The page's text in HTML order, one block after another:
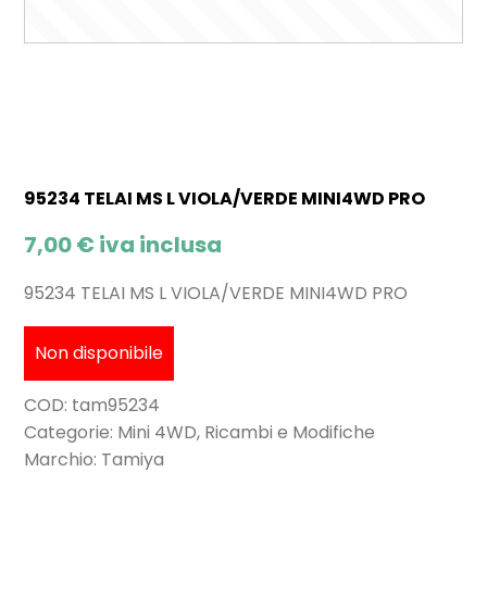
95234 TELAI MS L VIOLA/VERDE MINI4WD PRO
7,00€ iva inclusa
95234 TELAI MS L VIOLA/VERDE MINI4WD PRO
Non disponibile
COD: tam95234
Categorie: Mini 4WD, Ricambi e Modifiche
Marchio: Tamiya